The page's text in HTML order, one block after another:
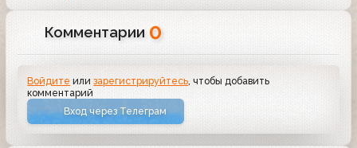
Комментарии 0
Войдите илизарегистрируйтесь , чтобы добавить
комментарий
Вход через Телеграм